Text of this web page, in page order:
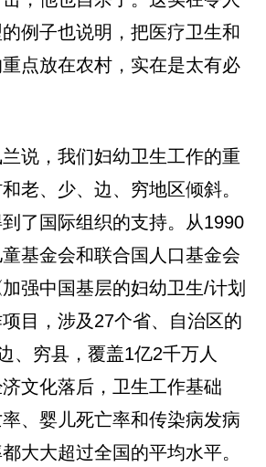
例子也说明，把医疗卫生和
点放在农村，实在是太有必
说，我们妇幼卫生工作的重
老、少、边、穷地区倾斜。
了国际组织的支持。从1990
基金会和联合国人口基金会
强中国基层的妇幼卫生/计划
目，涉及27个省、自治区的
、穷县，覆盖1亿2千万人
文化落后，卫生工作基础
、婴儿死亡率和传染病发病
大大超过全国的平均水平。